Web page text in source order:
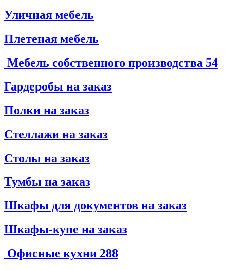
Уличная мебель
Плетеная мебель
Мебель собственного производства 54
Гардеробы на заказ
Полки на заказ
Стеллажи на заказ
Столы на заказ
Тумбы на заказ
Шкафы для документов на заказ
Шкафы-купе на заказ
Офисные кухни 288